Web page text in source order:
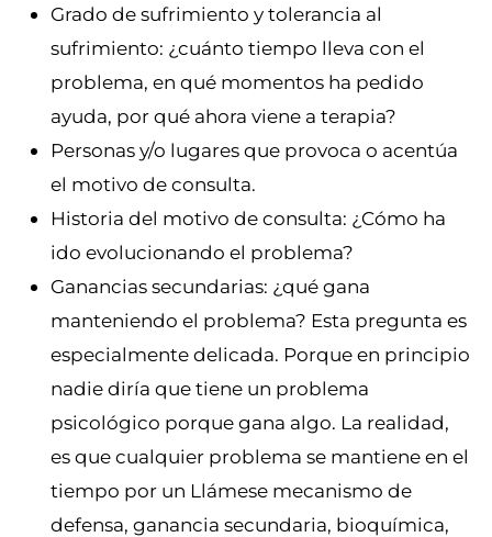
Grado de sufrimiento y tolerancia al
sufrimiento: ¿cuánto tiempo lleva con el
problema, en qué momentos ha pedido
ayuda, por qué ahora viene a terapia?
Personas y/o lugares que provoca o acentúa
el motivo de consulta.
Historia del motivo de consulta: ¿Cómo ha
ido evolucionando el problema?
Ganancias secundarias: ¿qué gana
manteniendo el problema? Esta pregunta es
especialmente delicada. Porque en principio
nadie diría que tiene un problema
psicológico porque gana algo. La realidad,
es que cualquier problema se mantiene en el
tiempo por un Llámese mecanismo de
defensa, ganancia secundaria, bioquímica,